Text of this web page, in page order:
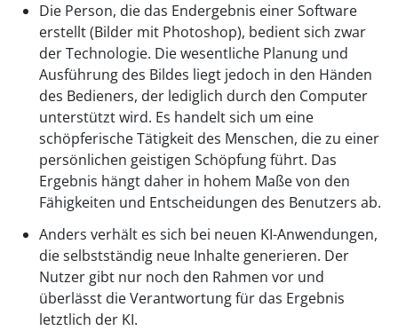
Die Person, die das Endergebnis einer Software
erstellt (Bilder mit Photoshop), bedient sich zwar
der Technologie. Die wesentliche Planung und
Ausführung des Bildes liegt jedoch in den Händen
des Bedieners, der lediglich durch den Computer
unterstützt wird. Es handelt sich um eine
schöpferische Tätigkeit des Menschen, die zu einer
persönlichen geistigen Schöpfung führt. Das
Ergebnis hängt daher in hohem Maße von den
Fähigkeiten und Entscheidungen des Benutzers ab.
Anders verhält es sich bei neuen KI-Anwendungen,
die selbstständig neue Inhalte generieren. Der
Nutzer gibt nur noch den Rahmen vor und
überlässt die Verantwortung für das Ergebnis
letztlich der KI.